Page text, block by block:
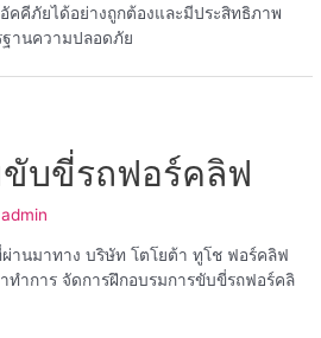
คคีภัยได้อย่างถูกต้องและมีประสิทธิภาพ
านความปลอดภัย
บขี่รถฟอร์คลิฟ
admin
านมาทาง บริษัท โตโยต้า ทูโช ฟอร์คลิฟ
ทำการ จัดการฝึกอบรมการขับขี่รถฟอร์คลิ